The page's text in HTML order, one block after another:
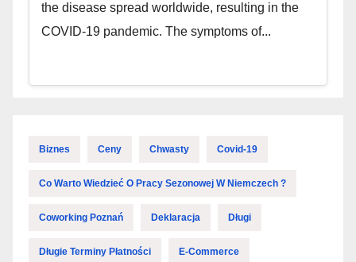
the disease spread worldwide, resulting in the
COVID-19 pandemic. The symptoms of...
Biznes Ceny Chwasty Covid-19
Co Warto Wiedzieć O Pracy Sezonowej W Niemczech ?
Coworking Poznań Deklaracja Długi
Długie Terminy Płatności E-Commerce